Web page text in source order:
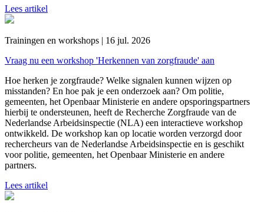
Lees artikel
Trainingen en workshops | 16 jul. 2026
Vraag nu een workshop 'Herkennen van zorgfraude' aan
Hoe herken je zorgfraude? Welke signalen kunnen wijzen op
misstanden? En hoe pak je een onderzoek aan? Om politie,
gemeenten, het Openbaar Ministerie en andere opsporingspartners
hierbij te ondersteunen, heeft de Recherche Zorgfraude van de
Nederlandse Arbeidsinspectie (NLA) een interactieve workshop
ontwikkeld. De workshop kan op locatie worden verzorgd door
rechercheurs van de Nederlandse Arbeidsinspectie en is geschikt
voor politie, gemeenten, het Openbaar Ministerie en andere
partners.
Lees artikel